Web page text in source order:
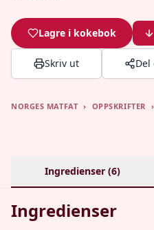
Lagre i kokebok
Skriv ut
NORGES MATFAT › OPPSKRIFTER ›
Ingredienser (6)
Ingredienser